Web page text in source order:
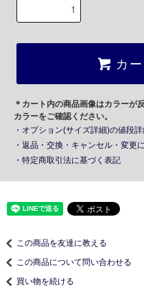
カ
＊カート内の商品画像はカラーが
カラーをご確認ください。
・オプション(サイズ詳細)の値段詳
・返品・交換・キャンセル・変更
・特定商取引法に基づく表記
この商品を友達に教える
この商品について問い合わせる
買い物を続ける